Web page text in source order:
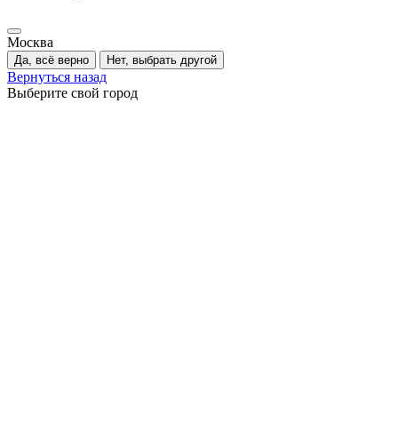
Москва
Да, всё верно Нет, выбрать другой
Вернуться назад
Выберите свой город